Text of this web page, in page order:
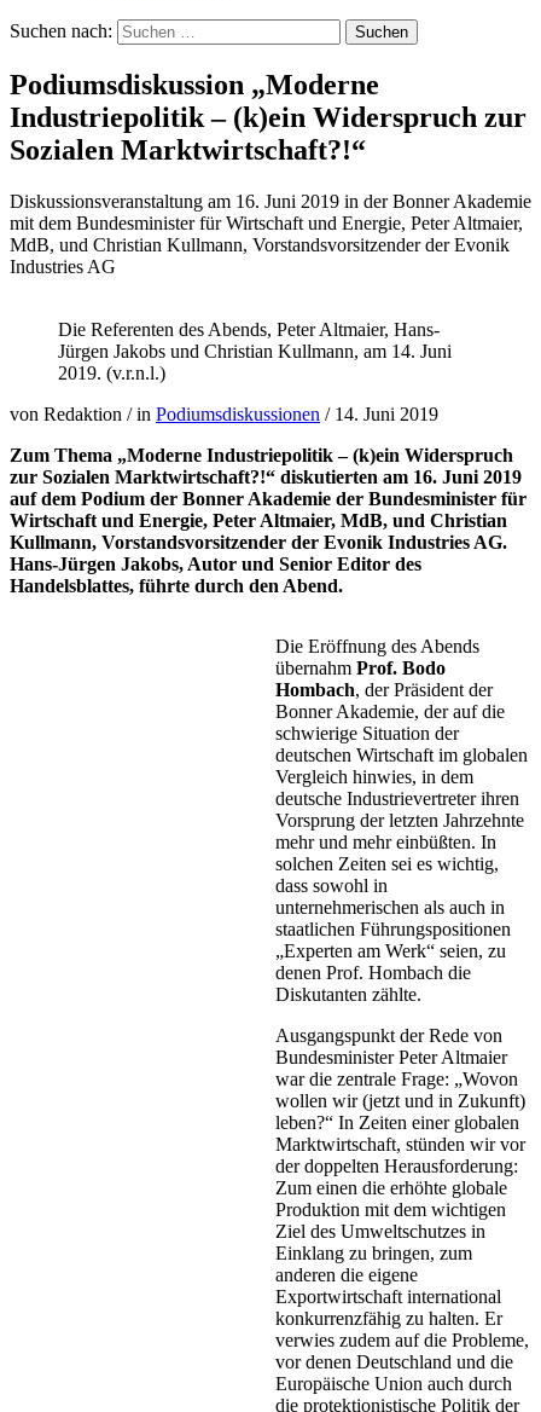
Suchen nach:
Podiumsdiskussion „Moderne
Industriepolitik – (k)ein Widerspruch zur
Sozialen Marktwirtschaft?!“
Diskussionsveranstaltung am 16. Juni 2019 in der Bonner Akademie
mit dem Bundesminister für Wirtschaft und Energie, Peter Altmaier,
MdB, und Christian Kullmann, Vorstandsvorsitzender der Evonik
Industries AG
Die Referenten des Abends, Peter Altmaier, Hans-
Jürgen Jakobs und Christian Kullmann, am 14. Juni
2019. (v.r.n.l.)
von Redaktion /in Podiumsdiskussionen / 14. Juni 2019
Zum Thema „Moderne Industriepolitik – (k)ein Widerspruch
zur Sozialen Marktwirtschaft?!“ diskutierten am 16. Juni 2019
auf dem Podium der Bonner Akademie der Bundesminister für
Wirtschaft und Energie, Peter Altmaier, MdB, und Christian
Kullmann, Vorstandsvorsitzender der Evonik Industries AG.
Hans-Jürgen Jakobs, Autor und Senior Editor des
Handelsblattes, führte durch den Abend.
Die Eröffnung des Abends
übernahm Prof. Bodo
Hombach, der Präsident der
Bonner Akademie, der auf die
schwierige Situation der
deutschen Wirtschaft im globalen
Vergleich hinwies, in dem
deutsche Industrievertreter ihren
Vorsprung der letzten Jahrzehnte
mehr und mehr einbüßten. In
solchen Zeiten sei es wichtig,
dass sowohl in
unternehmerischen als auch in
staatlichen Führungspositionen
„Experten am Werk“ seien, zu
denen Prof. Hombach die
Diskutanten zählte.
Ausgangspunkt der Rede von
Bundesminister Peter Altmaier
war die zentrale Frage: „Wovon
wollen wir (jetzt und in Zukunft)
leben?“ In Zeiten einer globalen
Marktwirtschaft, stünden wir vor
der doppelten Herausforderung:
Zum einen die erhöhte globale
Produktion mit dem wichtigen
Ziel des Umweltschutzes in
Einklang zu bringen, zum
anderen die eigene
Exportwirtschaft international
konkurrenzfähig zu halten. Er
verwies zudem auf die Probleme,
vor denen Deutschland und die
Europäische Union auch durch
die protektionistische Politik der